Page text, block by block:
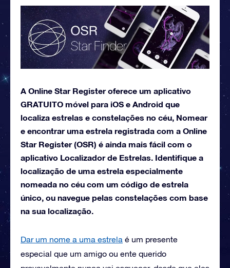
A Online Star Register oferece um aplicativo
GRATUITO móvel para iOS e Android que
localiza estrelas e constelações no céu, Nomear
e encontrar uma estrela registrada com a Online
Star Register (OSR) é ainda mais fácil com o
aplicativo Localizador de Estrelas. Identifique a
localização de uma estrela especialmente
nomeada no céu com um código de estrela
único, ou navegue pelas constelações com base
na sua localização.
Dar um nome a uma estrela é um presente
especial que um amigo ou ente querido